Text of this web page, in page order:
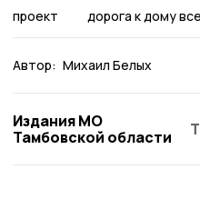
проект дорога к дому
Автор: Михаил Белых
Издания МО
Тамбовской области